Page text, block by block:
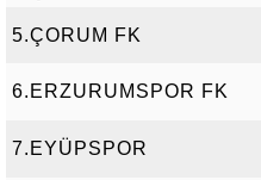
5.ÇORUM FK
6.ERZURUMSPOR FK
7.EYÜPSPOR